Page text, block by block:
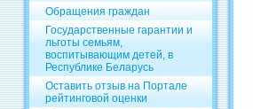
Обращения граждан
Государственные гарантии и
льготы семьям,
воспитывающим детей, в
Республике Беларусь
Оставить отзыв на Портале
рейтинговой оценки